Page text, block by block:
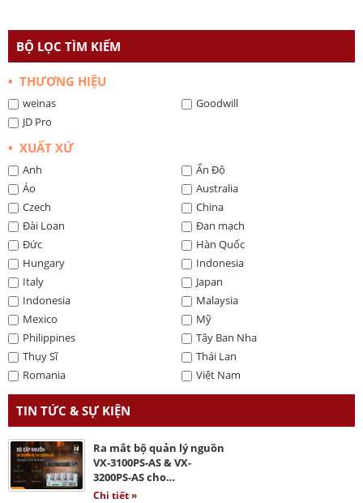
BỘ LỌC TÌM KIẾM
• THƯƠNG HIỆU
weinas
Goodwill
JD Pro
• XUẤT XỨ
Anh
Ấn Độ
Áo
Australia
Czech
China
Đài Loan
Đan mạch
Đức
Hàn Quốc
Hungary
Indonesia
Italy
Japan
Indonesia
Malaysia
Mexico
Mỹ
Philippines
Tây Ban Nha
Thụy Sĩ
Thái Lan
Romania
Việt Nam
TIN TỨC & SỰ KIỆN
Ra mắt bộ quản lý nguồn
VX-3100PS-AS & VX-
3200PS-AS cho…
Chi tiết »